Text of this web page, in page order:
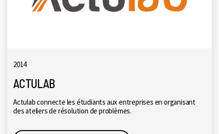
2014
ACTULAB
Actulab connecte les étudiants aux entreprises en organisant
des ateliers de résolution de problèmes.